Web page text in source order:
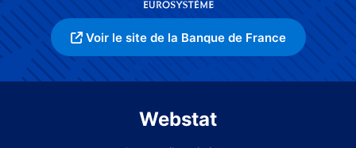
Voir le site de la Banque de France
Webstat